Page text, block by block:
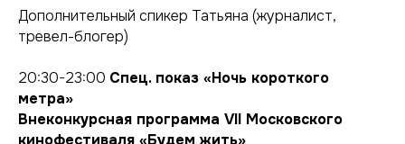
Дополнительный спикер Татьяна (журналист,
тревел-блогер)
20:30-23:00 Спец. показ «Ночь короткого
метра»
Внеконкурсная программа VII Московского
кинофестиваля «Будем жить»